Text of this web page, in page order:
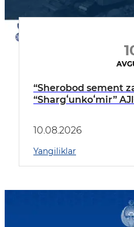
“Sherobod sement
“Shargʻunkoʻmir”
10.08.2026
Yangiliklar